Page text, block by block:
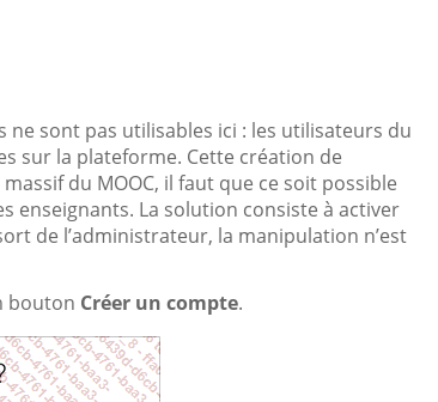
ne sont pas utilisables ici : les utilisateurs du
sur la plateforme. Cette création de
du MOOC, il faut que ce soit possible
enseignants. La solution consiste à activer
de l’administrateur, la manipulation n’est
bouton Créer un compte.